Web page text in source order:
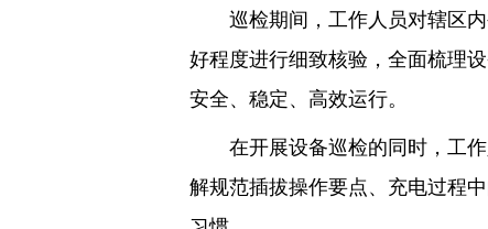
巡检期间，工作人员对辖区内
好程度进行细致核验，全面梳理
安全、稳定、高效运行。
在开展设备巡检的同时，工作
解规范插拔操作要点、充电过程